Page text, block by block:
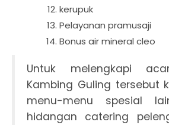
kerupuk
Pelayanan pramusaji
Bonus air mineral cleo
Untuk melengkapi
Kambing Guling tersebut
menu-menu spesial
hidangan catering